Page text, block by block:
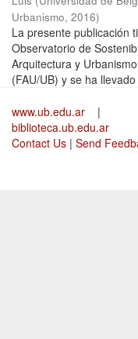
Urbanismo, 2016)
La presente publicación
Observatorio de
Arquitectura y
(FAU/UB) y se ha
www.ub.edu.ar
|
biblioteca.ub.edu.ar
Contact Us | Send